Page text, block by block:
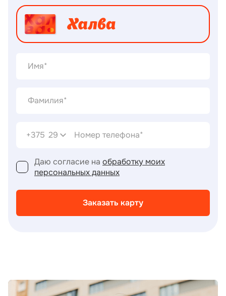
+375 29
Даю согласие на обработку моих
персональных данных
Заказать карту